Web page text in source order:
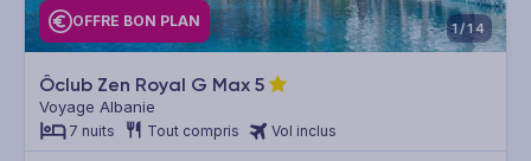
OFFRE BON PLAN 1/14
Ôclub Zen Royal G Max 5
Voyage Albanie
7 nuits Tout compris Vol inclus